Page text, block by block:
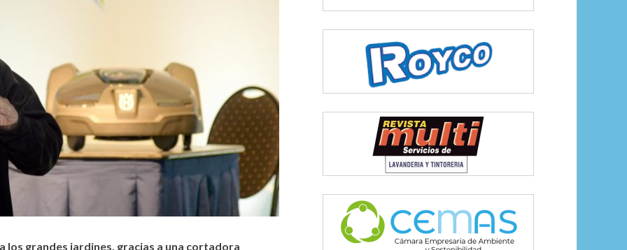
grandes jardines, gracias a una cortadora